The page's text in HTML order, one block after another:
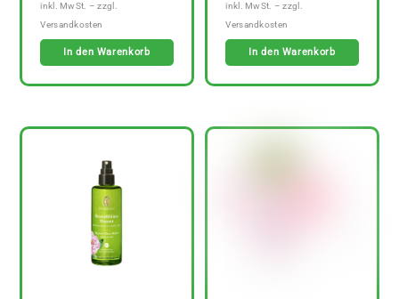
In den Warenkorb In den Warenkorb